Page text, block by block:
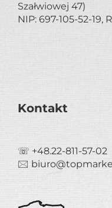
Szałwiowej 47)
NIP: 697-105-52-19,
Kontakt
☏ +48.22-811-57-02
🖂